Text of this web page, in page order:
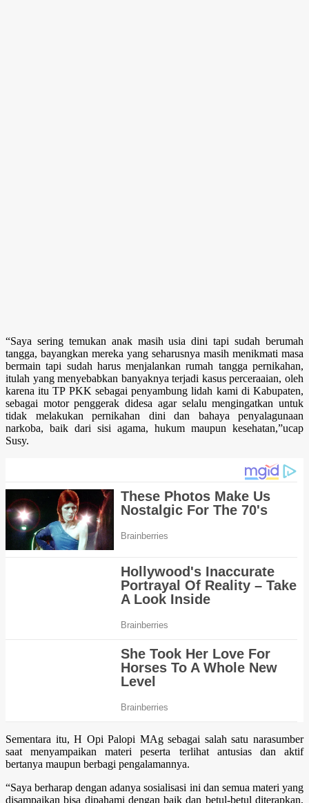
“Saya sering temukan anak masih usia dini tapi sudah berumah
tangga, bayangkan mereka yang seharusnya masih menikmati masa
bermain tapi sudah harus menjalankan rumah tangga pernikahan,
itulah yang menyebabkan banyaknya terjadi kasus perceraaian, oleh
karena itu TP PKK sebagai penyambung lidah kami di Kabupaten,
sebagai motor penggerak didesa agar selalu mengingatkan untuk
tidak melakukan pernikahan dini dan bahaya penyalagunaan
narkoba, baik dari sisi agama, hukum maupun kesehatan,”ucap
Susy.
Sementara itu, H Opi Palopi MAg sebagai salah satu narasumber
saat menyampaikan materi peserta terlihat antusias dan aktif
bertanya maupun berbagi pengalamannya.
“Saya berharap dengan adanya sosialisasi ini dan semua materi yang
disampaikan bisa dipahami dengan baik dan betul-betul diterapkan,